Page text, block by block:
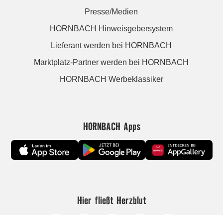
Presse/Medien
HORNBACH Hinweisgebersystem
Lieferant werden bei HORNBACH
Marktplatz-Partner werden bei HORNBACH
HORNBACH Werbeklassiker
HORNBACH Apps
Hier fließt Herzblut